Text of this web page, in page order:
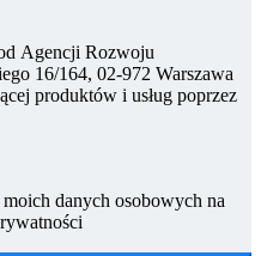
Agencji Rozwoju
16/164, 02-972 Warszawa
produktów i usług poprzez
danych osobowych na